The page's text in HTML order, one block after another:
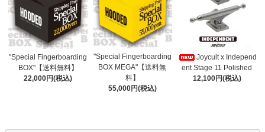
"Special Fingerboarding
BOX"【送料無料】
22,000円(税込)
"Special Fingerboarding
BOX MEGA"【送料無
料】
55,000円(税込)
Joycult x Independ
ent Stage 11 Polished
12,100円(税込)